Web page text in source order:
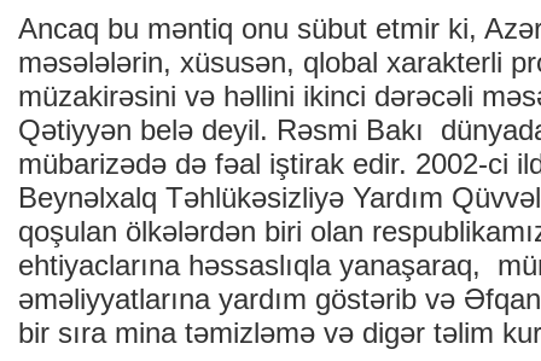
Ancaq bu məntiq onu sübut etmir ki,
məsələlərin, xüsusən, qlobal xarakterli
müzakirəsini və həllini ikinci dərəcəli
Qətiyyən belə deyil. Rəsmi Bakı
mübarizədə də fəal iştirak edir. 2002-ci
Beynəlxalq Təhlükəsizliyə Yardım
qoşulan ölkələrdən biri olan
ehtiyaclarına həssaslıqla yanaşaraq,
əməliyyatlarına yardım göstərib və
bir sıra mina təmizləmə və digər təlim